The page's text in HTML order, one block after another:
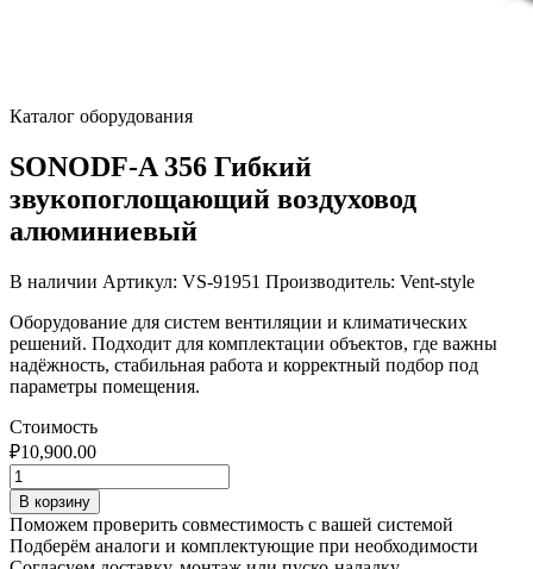
Каталог оборудования
SONODF-A 356 Гибкий
звукопоглощающий воздуховод
алюминиевый
В наличии Артикул: VS-91951 Производитель: Vent-style
Оборудование для систем вентиляции и климатических
решений. Подходит для комплектации объектов, где важны
надёжность, стабильная работа и корректный подбор под
параметры помещения.
Стоимость
₽10,900.00
Количество
товара
SONODF-
A
356
В корзину
Поможем проверить совместимость с вашей системой
Подберём аналоги и комплектующие при необходимости